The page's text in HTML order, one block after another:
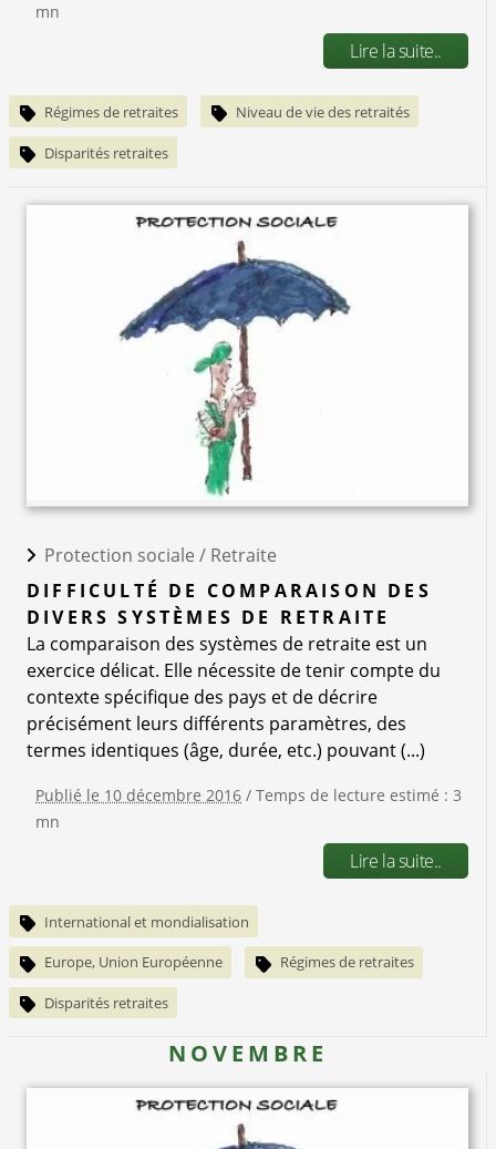
mn
Lire la suite..
Régimes de retraites Niveau de vie des retraités
Disparités retraites
Protection sociale / Retraite
DIFFICULTÉ DE COMPARAISON DES
DIVERS SYSTÈMES DE RETRAITE
La comparaison des systèmes de retraite est un
exercice délicat. Elle nécessite de tenir compte du
contexte spéciﬁque des pays et de décrire
précisément leurs différents paramètres, des
termes identiques (âge, durée, etc.) pouvant (...)
Publié le 10 décembre 2016 / Temps de lecture estimé : 3
mn
Lire la suite..
International et mondialisation
Europe, Union Européenne Régimes de retraites
Disparités retraites
NOVEMBRE